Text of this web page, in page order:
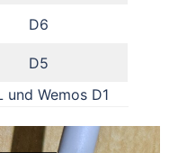
D6
D5
und Wemos D1